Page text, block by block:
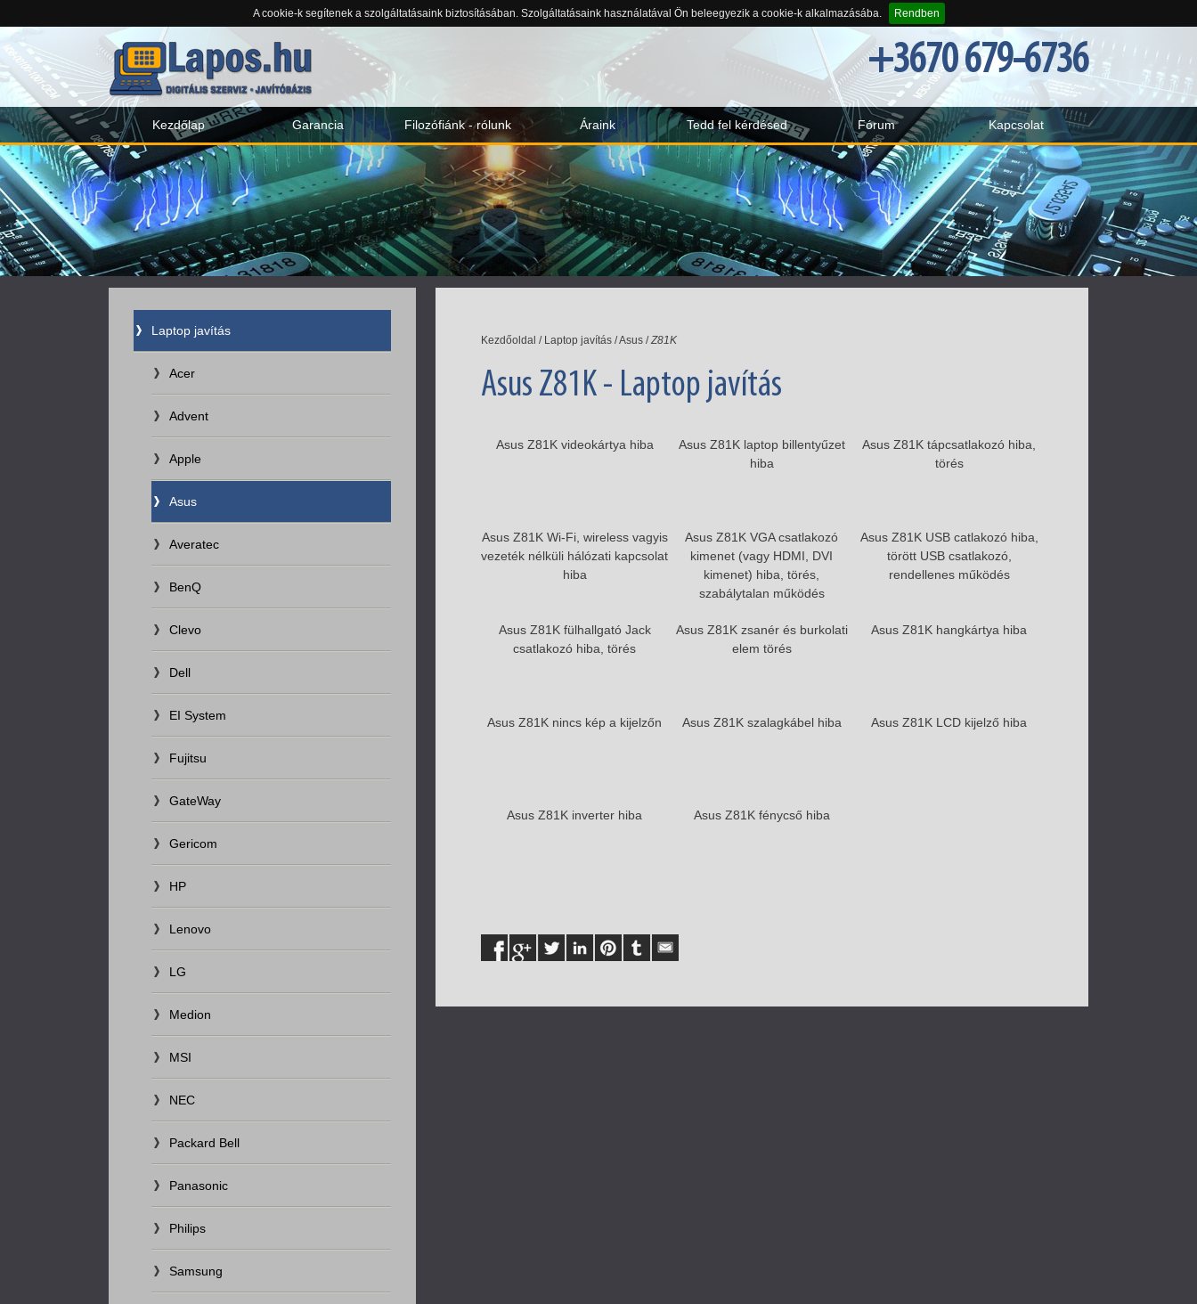
A cookie-k segítenek a szolgáltatásaink biztosításában. Szolgáltatásaink használatával Ön beleegyezik a cookie-k alkalmazásába. Rendben
+3670 679-6736
Kezdőlap Garancia Filozófiánk - rólunk Áraink Tedd fel kérdésed Fórum Kapcsolat
Laptop javítás
Acer
Advent
Apple
Asus
Averatec
BenQ
Clevo
Dell
EI System
Fujitsu
GateWay
Gericom
HP
Lenovo
LG
Medion
MSI
NEC
Packard Bell
Panasonic
Philips
Samsung
Kezdőoldal / Laptop javítás/Asus/Z81K
Asus Z81K - Laptop javítás
Asus Z81K videokártya hiba
Asus Z81K laptop billentyűzet
hiba
Asus Z81K tápcsatlakozó hiba,
törés
Asus Z81K Wi-Fi, wireless vagyis
vezeték nélküli hálózati kapcsolat
hiba
Asus Z81K VGA csatlakozó
kimenet (vagy HDMI, DVI
kimenet) hiba, törés,
szabálytalan működés
Asus Z81K USB catlakozó hiba,
törött USB csatlakozó,
rendellenes működés
Asus Z81K fülhallgató Jack
csatlakozó hiba, törés
Asus Z81K zsanér és burkolati
elem törés
Asus Z81K hangkártya hiba
Asus Z81K nincs kép a kijelzőn Asus Z81K szalagkábel hiba Asus Z81K LCD kijelző hiba
Asus Z81K inverter hiba Asus Z81K fénycső hiba